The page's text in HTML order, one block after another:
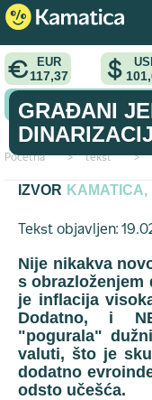
EUR
117,37
Početna > tekst >
GRAĐANI
IZVOR KAMATICA,
Tekst objavljen:
Nije nikakva
s obrazloženjem
je inflacija
Dodatno, i
"pogurala"
valuti, što je
dodatno
odsto učešća.